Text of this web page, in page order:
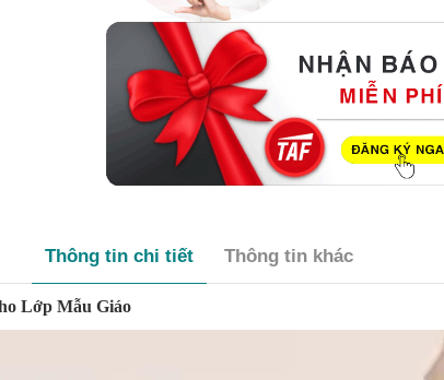
Thông tin chi tiết Thông tin khác
Lớp Mẫu Giáo